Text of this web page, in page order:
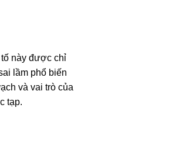
tố này được chỉ
lầm phổ biến
và vai trò của
tạp.